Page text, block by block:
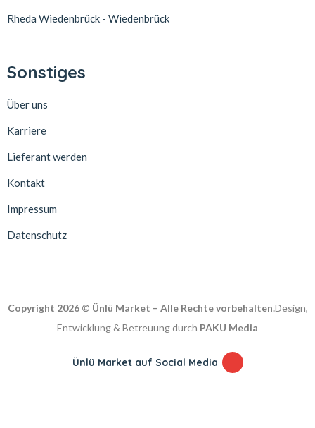
Rheda Wiedenbrück - Wiedenbrück
Sonstiges
Über uns
Karriere
Lieferant werden
Kontakt
Impressum
Datenschutz
Copyright 2026 © Ünlü Market – Alle Rechte vorbehalten.Design,
Entwicklung & Betreuung durch PAKU Media
Ünlü Market auf Social Media